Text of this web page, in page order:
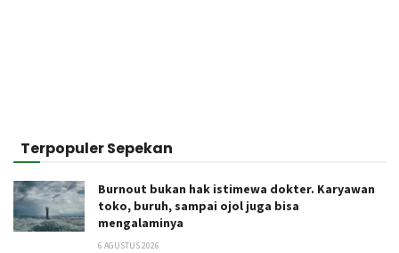
Terpopuler Sepekan
Burnout bukan hak istimewa dokter. Karyawan
toko, buruh, sampai ojol juga bisa
mengalaminya
6 AGUSTUS 2026